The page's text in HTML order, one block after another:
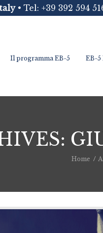
• Tel: +39 392 594
Il programma EB-5 EB-5
Home